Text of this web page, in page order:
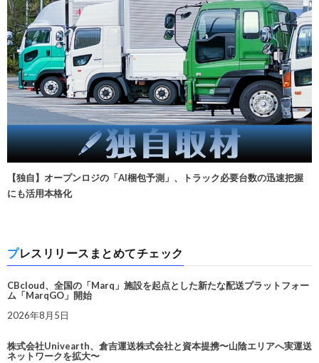
【独自】オープンロジの「AI梱包予測」、トラック必要台数の迅速把握
にも活用本格化
プレスリリースまとめてチェック
CBcloud、全国の「Marq」施設を起点とした新たな配送プラットフォー
ム「MarqGO」開始
2026年8月5日
株式会社Univearth、倉吉運送株式会社と資本提携〜山陰エリアへ実運送
ネットワークを拡大〜